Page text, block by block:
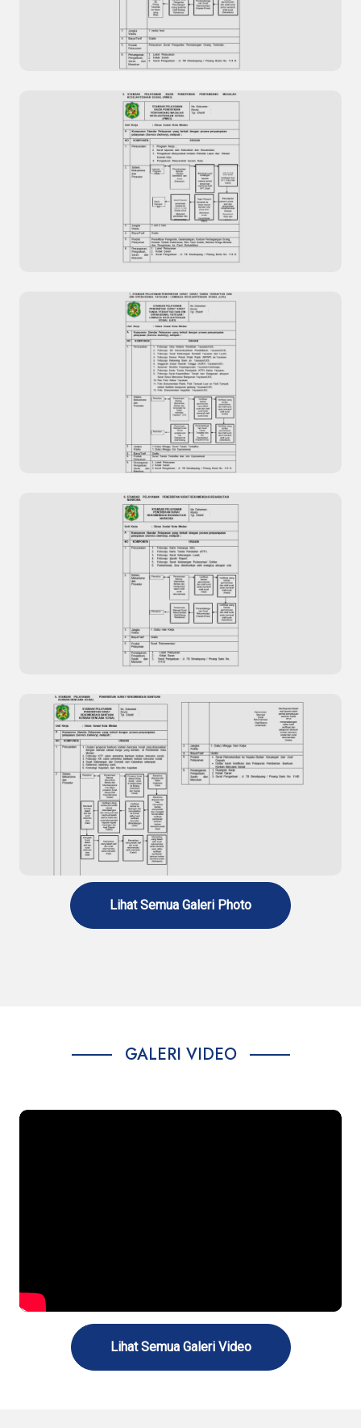
Pengolahan Data Kepuasan Masyarakat Situs
Resmi Dinas Kesehatan Kota Dumai
Standar Pelayanan Surat Pengantar
Pemulangan Orang Terlantar
Standar Pelayanan Razia Penertiban
Penyandang Masalah Kesejahteraan Sosial
(PMKS)
Standar Pelayanan Penerbitan Surat Surat
Tanda Terdaftar dan Izin Operasional Yayasan /
Lembaga Kesejahteraan Sosial (LKS)
Standar Pelayanan Penerbitan Surat
Rekomendasi Rehabilitasi Narkoba
Lihat Semua Galeri Photo
GALERI VIDEO
Lihat Semua Galeri Video